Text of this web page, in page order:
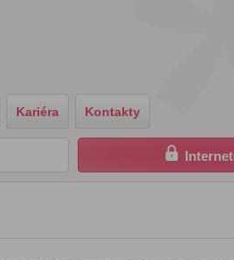
Kariéra Kontakty